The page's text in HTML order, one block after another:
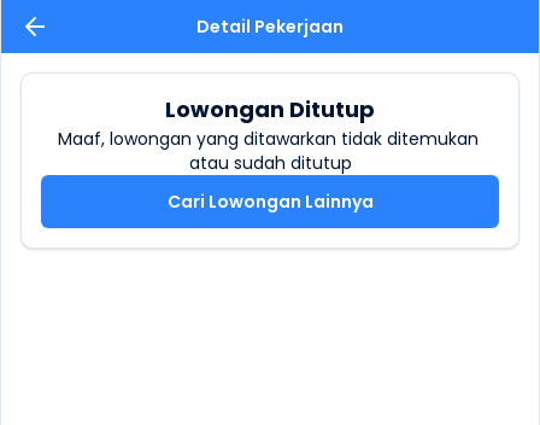
Detail Pekerjaan
Lowongan Ditutup
Maaf, lowongan yang ditawarkan tidak ditemukan
atau sudah ditutup
Cari Lowongan Lainnya